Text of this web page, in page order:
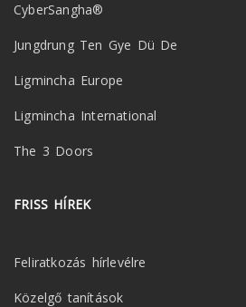
CyberSangha®
Jungdrung Ten Gye Dü De
Ligmincha Europe
Ligmincha International
The 3 Doors
FRISS HÍREK
Feliratkozás hírlevélre
Közelgő tanítások